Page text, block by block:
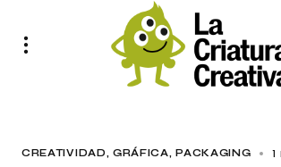
CREATIVIDAD GRÁFICA PACKAGING
1